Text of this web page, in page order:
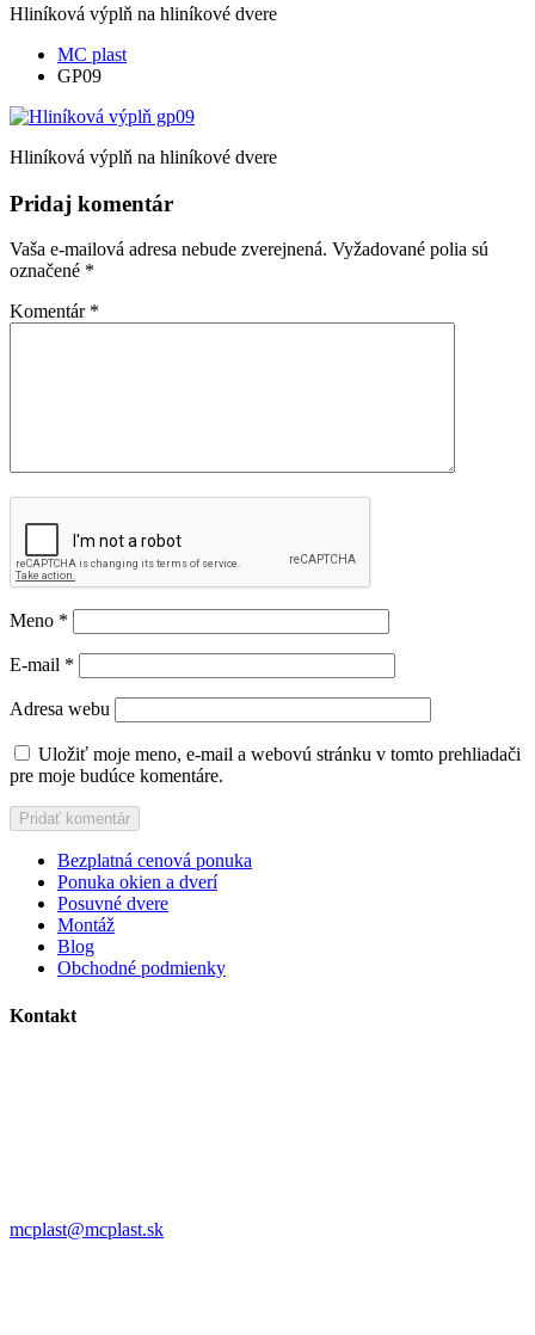
Hliníková výplň na hliníkové dvere
MC plast
GP09
Hliníková výplň na hliníkové dvere
Pridaj komentár
Vaša e-mailová adresa nebude zverejnená. Vyžadované polia sú
označené *
Komentár *
Meno *
E-mail *
Adresa webu
Uložiť moje meno, e-mail a webovú stránku v tomto prehliadači
pre moje budúce komentáre.
Bezplatná cenová ponuka
Ponuka okien a dverí
Posuvné dvere
Montáž
Blog
Obchodné podmienky
Kontakt
mcplast@mcplast.sk